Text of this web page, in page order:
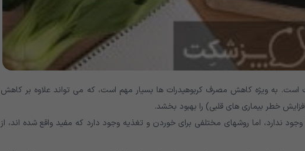
است. به ویژه کاهش مصرف کربوهیدرات ها بسیار مهم است، که می تواند علاوه بر کاهش
خطر بیماری های قلبی) را بهبود بخشد.
ندارد، اما روشهای مختلفی برای خوردن و تغذیه وجود دارد که مفید واقع شده اند، از